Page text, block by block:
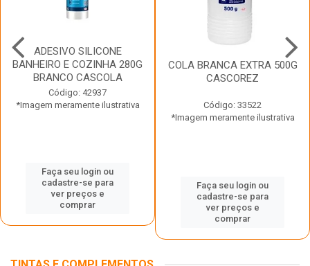
ADESIVO SILICONE
BANHEIRO E COZINHA 280G
BRANCO CASCOLA
Código: 42937
*Imagem meramente ilustrativa
Faça seu login ou
cadastre-se para
ver preços e
comprar
COLA BRANCA EXTRA 500G
CASCOREZ
Código: 33522
*Imagem meramente ilustrativa
Faça seu login ou
cadastre-se para
ver preços e
comprar